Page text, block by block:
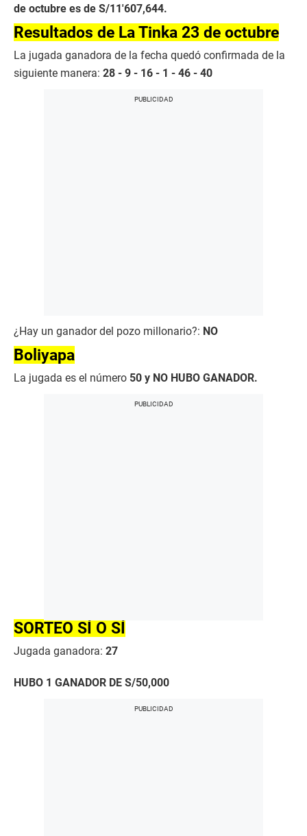
de octubre es de S/11′607,644.
Resultados de La Tinka 23 de octubre
La jugada ganadora de la fecha quedó confirmada de la
siguiente manera: 28 - 9 - 16 - 1 - 46 - 40
¿Hay un ganador del pozo millonario?: NO
Boliyapa
La jugada es el número 50 y NO HUBO GANADOR.
SORTEO SÍ O SÍ
Jugada ganadora: 27
HUBO 1 GANADOR DE S/50,000